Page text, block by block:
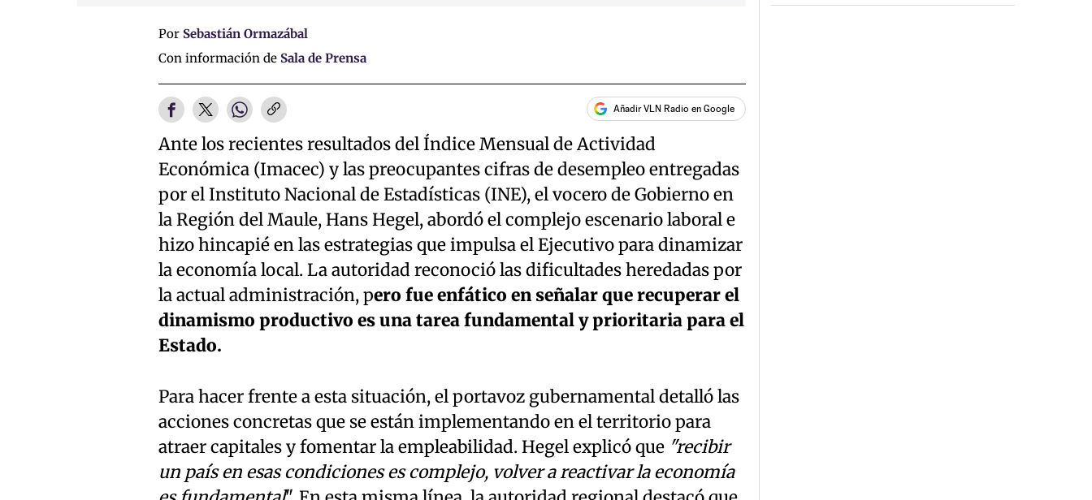
Por Sebastián Ormazábal
Con información de Sala de Prensa
Añadir VLN Radio en Google
Ante los recientes resultados del Índice Mensual de Actividad
Económica (Imacec) y las preocupantes cifras de desempleo entregadas
por el Instituto Nacional de Estadísticas (INE), el vocero de Gobierno en
la Región del Maule, Hans Hegel, abordó el complejo escenario laboral e
hizo hincapié en las estrategias que impulsa el Ejecutivo para dinamizar
la economía local. La autoridad reconoció las dificultades heredadas por
la actual administración, pero fue enfático en señalar que recuperar el
dinamismo productivo es una tarea fundamental y prioritaria para el
Estado.
Para hacer frente a esta situación, el portavoz gubernamental detalló las
acciones concretas que se están implementando en el territorio para
atraer capitales y fomentar la empleabilidad. Hegel explicó que "recibir
un país en esas condiciones es complejo, volver a reactivar la economía